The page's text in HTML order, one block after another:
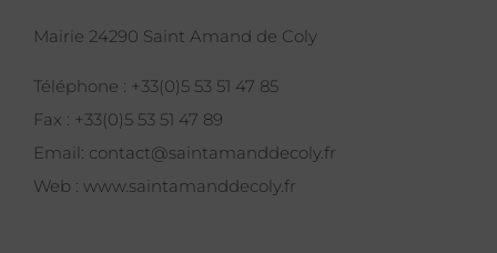
Mairie 24290 Saint Amand de Coly
Téléphone : +33(0)5 53 51 47 85
Fax : +33(0)5 53 51 47 89
Email: contact@saintamanddecoly.fr
Web : www.saintamanddecoly.fr